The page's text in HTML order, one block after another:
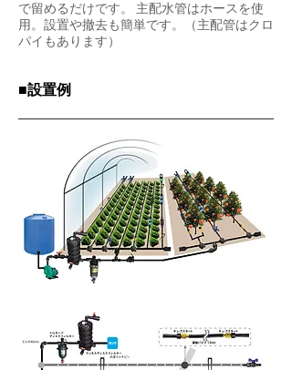
で留めるだけです。 主配水管はホースを使
用。設置や撤去も簡単です。（主配管はクロ
パイもあります）
​■設置例